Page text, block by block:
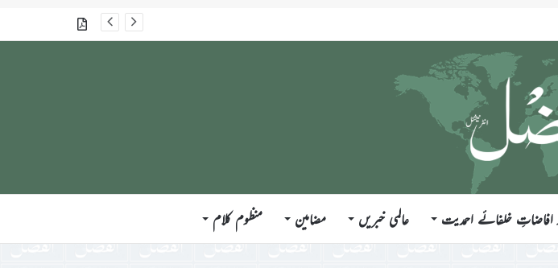
گذشتہ شمارے
افاضاتِ خلفائے احمدیت عالمی خبریں مضامین منظوم کلام